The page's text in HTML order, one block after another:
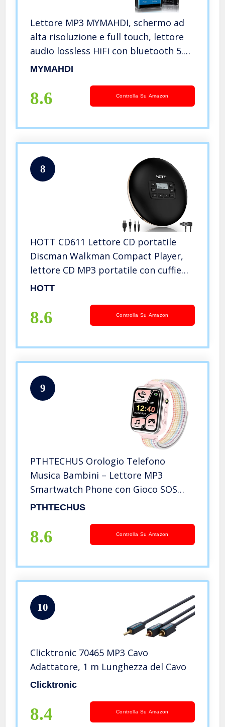
Lettore MP3 MYMAHDI, schermo ad
alta risoluzione e full touch, lettore
audio lossless HiFi con bluetooth 5.0.,
radio FM, registratore vocale,
MYMAHDI
8.6 Controlla Su Amazon
8
HOTT CD611 Lettore CD portatile
Discman Walkman Compact Player,
lettore CD MP3 portatile con cuffie
antishock per audiolibri, ascoltare
bambini adulti (nero)
HOTT
8.6 Controlla Su Amazon
9
PTHTECHUS Orologio Telefono
Musica Bambini – Lettore MP3
Smartwatch Phone con Gioco SOS
Fotocamera Torcia Pedometro per
PTHTECHUS
8.6 Controlla Su Amazon
10
Clicktronic 70465 MP3 Cavo
Adattatore, 1 m Lunghezza del Cavo
Clicktronic
8.4 Controlla Su Amazon